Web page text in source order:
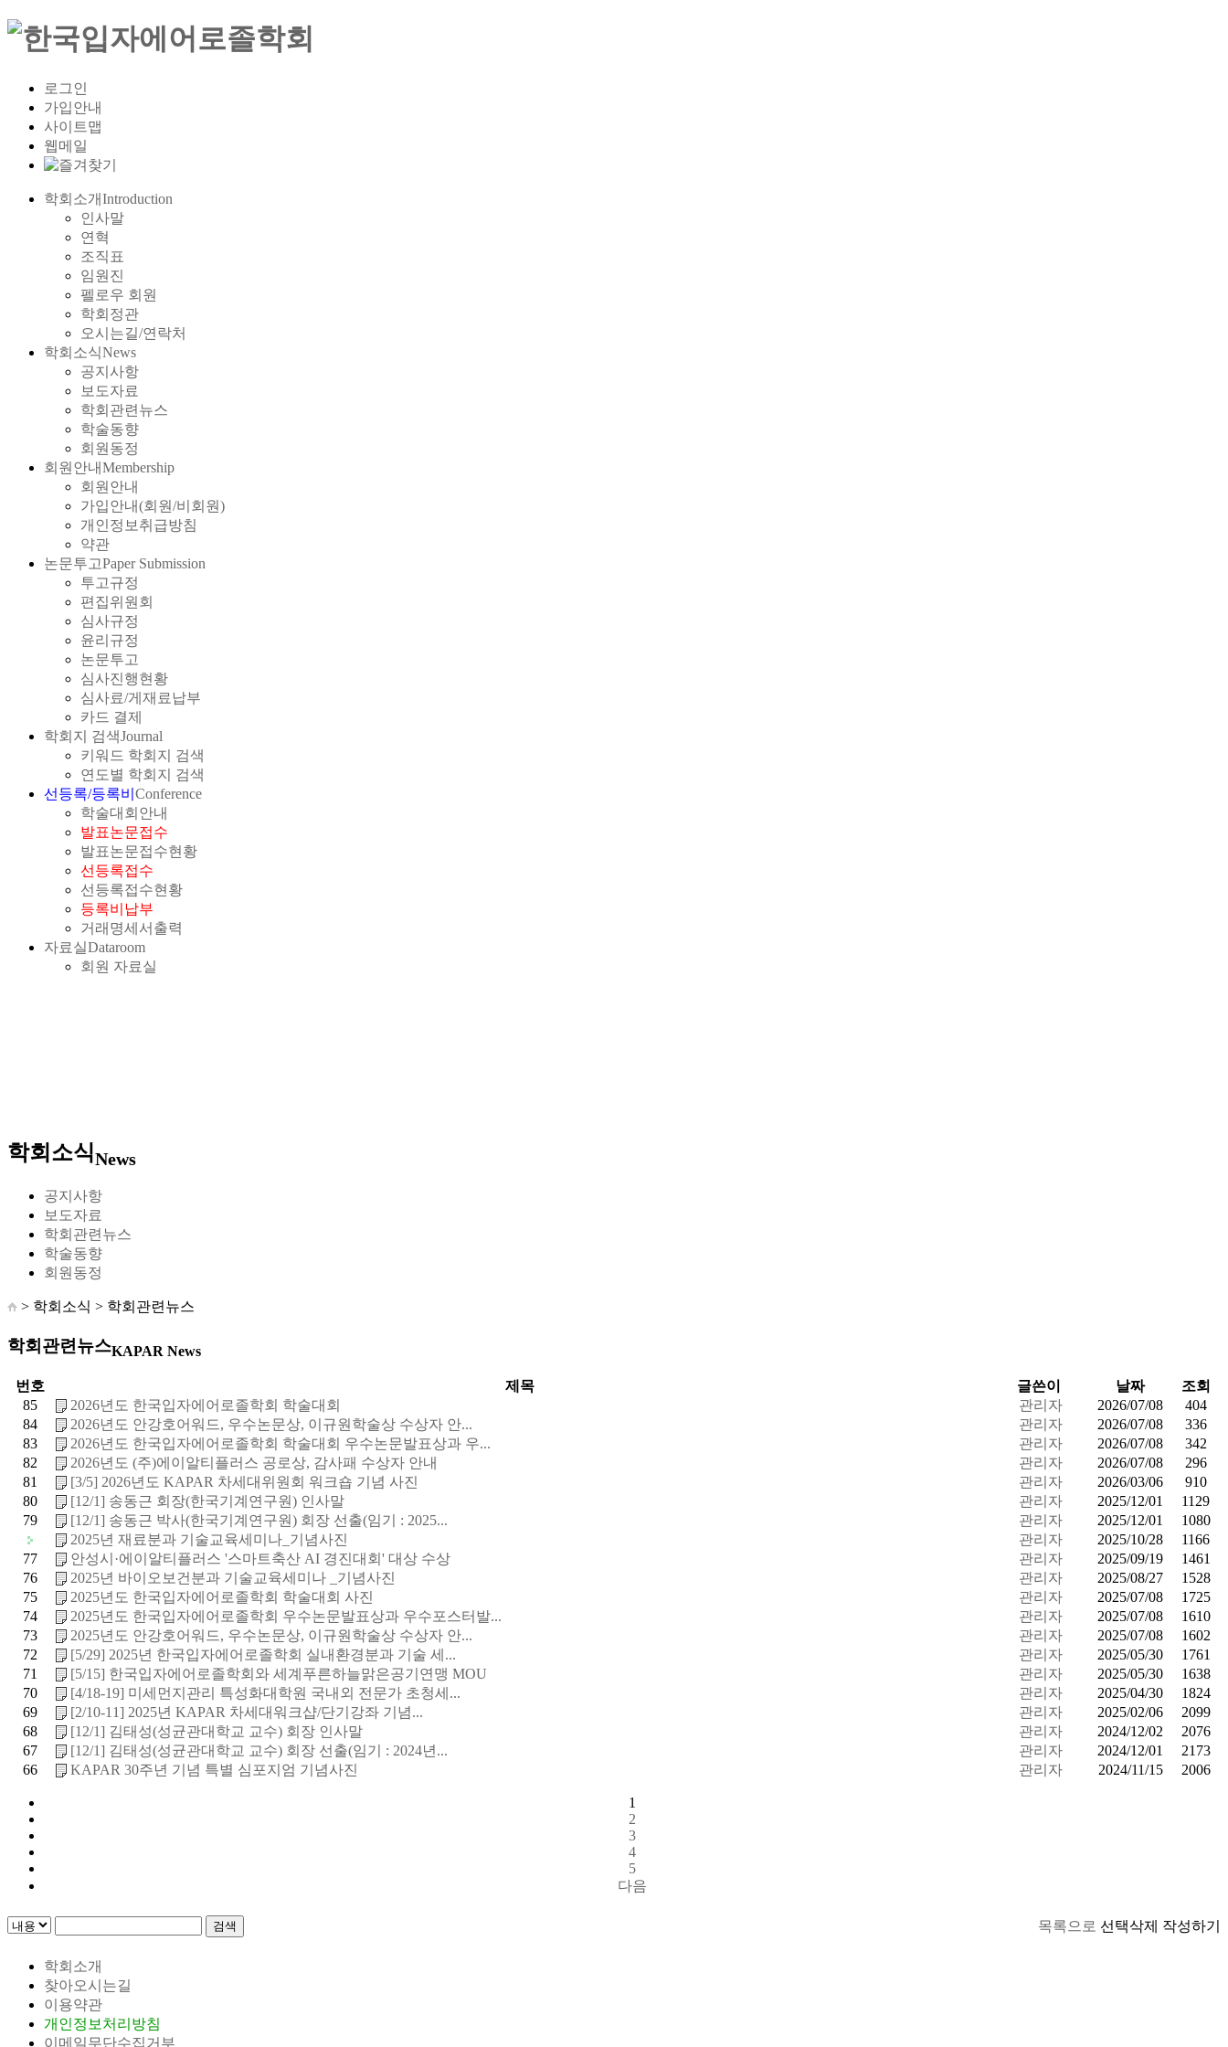
로그인
가입안내
사이트맵
웹메일
학회소개Introduction
인사말
연혁
조직표
임원진
펠로우 회원
학회정관
오시는길/연락처
학회소식News
공지사항
보도자료
학회관련뉴스
학술동향
회원동정
회원안내Membership
회원안내
가입안내(회원/비회원)
개인정보취급방침
약관
논문투고Paper Submission
투고규정
편집위원회
심사규정
윤리규정
논문투고
심사진행현황
심사료/게재료납부
카드 결제
학회지 검색Journal
키워드 학회지 검색
연도별 학회지 검색
선등록/등록비 Conference
학술대회안내
발표논문접수
발표논문접수현황
선등록접수
선등록접수현황
등록비납부
거래명세서출력
자료실Dataroom
회원 자료실
학회소식News
공지사항
보도자료
학회관련뉴스
학술동향
회원동정
> 학회소식 > 학회관련뉴스
학회관련뉴스KAPAR News
번호 제목 글쓴이 날짜
조회
85
2026년도 한국입자에어로졸학회 학술대회 관리자 2026/07/08
404
84
2026년도 안강호어워드, 우수논문상, 이규원학술상 수상자 안... 관리자 2026/07/08
336
83
2026년도 한국입자에어로졸학회 학술대회 우수논문발표상과 우... 관리자 2026/07/08
342
82
2026년도 (주)에이알티플러스 공로상, 감사패 수상자 안내 관리자 2026/07/08
296
81
[3/5] 2026년도 KAPAR 차세대위원회 워크숍 기념 사진 관리자 2026/03/06
910
80
[12/1] 송동근 회장(한국기계연구원) 인사말 관리자 2025/12/01
1129
79
[12/1] 송동근 박사(한국기계연구원) 회장 선출(임기 : 2025... 관리자 2025/12/01
1080
2025년 재료분과 기술교육세미나_기념사진
관리자 2025/10/28
1166
77
안성시·에이알티플러스 '스마트축산 AI 경진대회' 대상 수상 관리자 2025/09/19
1461
76
2025년 바이오보건분과 기술교육세미나 _기념사진 관리자 2025/08/27
1528
75
2025년도 한국입자에어로졸학회 학술대회 사진 관리자 2025/07/08
1725
74
2025년도 한국입자에어로졸학회 우수논문발표상과 우수포스터발... 관리자 2025/07/08
1610
73
2025년도 안강호어워드, 우수논문상, 이규원학술상 수상자 안... 관리자 2025/07/08
1602
72
[5/29] 2025년 한국입자에어로졸학회 실내환경분과 기술 세... 관리자 2025/05/30
1761
71
[5/15] 한국입자에어로졸학회와 세계푸른하늘맑은공기연맹 MOU 관리자 2025/05/30
1638
70
[4/18-19] 미세먼지관리 특성화대학원 국내외 전문가 초청세... 관리자 2025/04/30
1824
69
[2/10-11] 2025년 KAPAR 차세대워크샵/단기강좌 기념... 관리자 2025/02/06
2099
68
[12/1] 김태성(성균관대학교 교수) 회장 인사말 관리자 2024/12/02
2076
67
[12/1] 김태성(성균관대학교 교수) 회장 선출(임기 : 2024년... 관리자 2024/12/01
2173
66
KAPAR 30주년 기념 특별 심포지엄 기념사진 관리자 2024/11/15 2006
1
2
3
4
5
다음
검색 목록으로 선택삭제 작성하기
학회소개
찾아오시는길
이용약관
개인정보처리방침
이메일무단수집거부